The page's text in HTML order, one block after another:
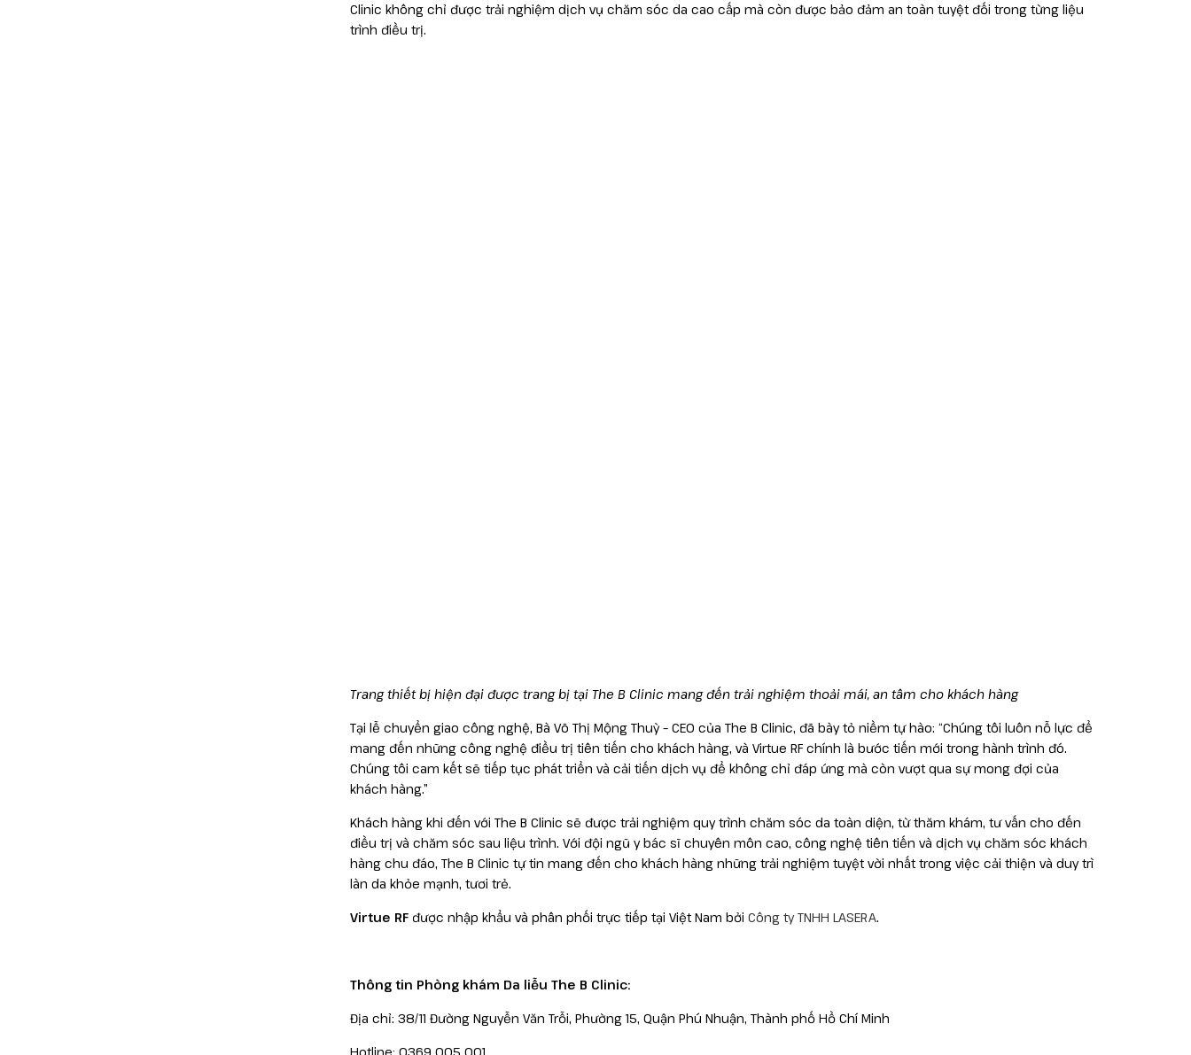
Clinic không chỉ được trải nghiệm dịch vụ chăm sóc da cao cấp mà còn được bảo đảm an toàn tuyệt đối trong từng liệu
trình điều trị.
Trang thiết bị hiện đại được trang bị tại The B Clinic mang đến trải nghiệm thoải mái, an tâm cho khách hàng
Tại lễ chuyển giao công nghệ, Bà Võ Thị Mộng Thuỳ – CEO của The B Clinic, đã bày tỏ niềm tự hào: “Chúng tôi luôn nỗ lực để
mang đến những công nghệ điều trị tiên tiến cho khách hàng, và Virtue RF chính là bước tiến mới trong hành trình đó.
Chúng tôi cam kết sẽ tiếp tục phát triển và cải tiến dịch vụ để không chỉ đáp ứng mà còn vượt qua sự mong đợi của
khách hàng.”
Khách hàng khi đến với The B Clinic sẽ được trải nghiệm quy trình chăm sóc da toàn diện, từ thăm khám, tư vấn cho đến
điều trị và chăm sóc sau liệu trình. Với đội ngũ y bác sĩ chuyên môn cao, công nghệ tiên tiến và dịch vụ chăm sóc khách
hàng chu đáo, The B Clinic tự tin mang đến cho khách hàng những trải nghiệm tuyệt vời nhất trong việc cải thiện và duy trì
làn da khỏe mạnh, tươi trẻ.
Virtue RFđược nhập khẩu và phân phối trực tiếp tại Việt Nam bởi Công ty TNHH LASERA.
Thông tin Phòng khám Da liễu The B Clinic:
Địa chỉ: 38/11 Đường Nguyễn Văn Trỗi, Phường 15, Quận Phú Nhuận, Thành phố Hồ Chí Minh